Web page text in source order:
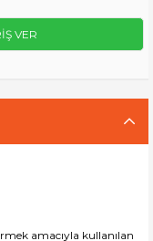
VER
amacıyla kullanılan